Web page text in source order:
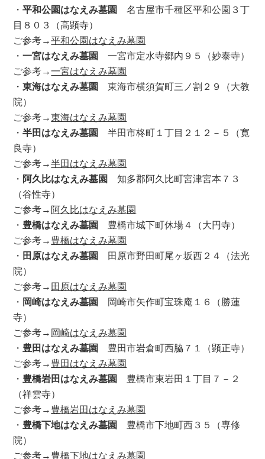
・平和公園はなえみ墓園 名古屋市千種区平和公園３丁
目８０３（高顕寺）
ご参考→平和公園はなえみ墓園
・一宮はなえみ墓園 一宮市定水寺郷内９５（妙泰寺）
ご参考→一宮はなえみ墓園
・東海はなえみ墓園 東海市横須賀町三ノ割２９（大教
院）
ご参考→東海はなえみ墓園
・半田はなえみ墓園 半田市柊町１丁目２１２－５（寛
良寺）
ご参考→半田はなえみ墓園
・ 阿久比はなえみ墓園 知多郡阿久比町宮津宮本７３
（谷性寺）
ご参考→ 阿久比はなえみ墓園
・ 豊橋はなえみ墓園 豊橋市城下町休場４（大円寺）
ご参考→ 豊橋はなえみ墓園
・ 田原はなえみ墓園 田原市野田町尾ヶ坂西２４（法光
院）
ご参考→ 田原はなえみ墓園
・ 岡崎はなえみ墓園 岡崎市矢作町宝珠庵１６（勝蓮
寺）
ご参考→ 岡崎はなえみ墓園
・ 豊田はなえみ墓園 豊田市岩倉町西脇７１（顕正寺）
ご参考→ 豊田はなえみ墓園
・ 豊橋岩田はなえみ墓園 豊橋市東岩田１丁目７－２
（祥雲寺）
ご参考→ 豊橋岩田はなえみ墓園
・ 豊橋下地はなえみ墓園 豊橋市下地町西３５（専修
院）
ご参考→ 豊橋下地はなえみ墓園